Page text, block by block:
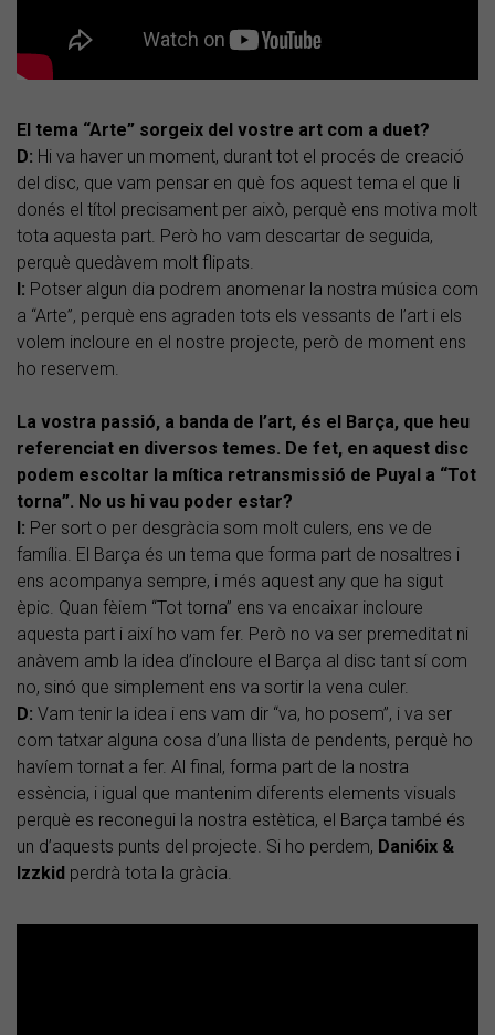
El tema “Arte” sorgeix del vostre art com a duet?
D: Hi va haver un moment, durant tot el procés de creació
del disc, que vam pensar en què fos aquest tema el que li
donés el títol precisament per això, perquè ens motiva molt
tota aquesta part. Però ho vam descartar de seguida,
perquè quedàvem molt flipats.
I: Potser algun dia podrem anomenar la nostra música com
a “Arte”, perquè ens agraden tots els vessants de l’art i els
volem incloure en el nostre projecte, però de moment ens
ho reservem.
La vostra passió, a banda de l’art, és el Barça, que heu
referenciat en diversos temes. De fet, en aquest disc
podem escoltar la mítica retransmissió de Puyal a “Tot
torna”. No us hi vau poder estar?
I: Per sort o per desgràcia som molt culers, ens ve de
família. El Barça és un tema que forma part de nosaltres i
ens acompanya sempre, i més aquest any que ha sigut
èpic. Quan fèiem “Tot torna” ens va encaixar incloure
aquesta part i així ho vam fer. Però no va ser premeditat ni
anàvem amb la idea d’incloure el Barça al disc tant sí com
no, sinó que simplement ens va sortir la vena culer.
D: Vam tenir la idea i ens vam dir “va, ho posem”, i va ser
com tatxar alguna cosa d’una llista de pendents, perquè ho
havíem tornat a fer. Al final, forma part de la nostra
essència, i igual que mantenim diferents elements visuals
perquè es reconegui la nostra estètica, el Barça també és
un d’aquests punts del projecte. Si ho perdem, Dani6ix &
Izzkid perdrà tota la gràcia.